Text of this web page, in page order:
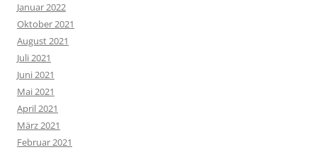
Januar 2022
Oktober 2021
August 2021
Juli 2021
Juni 2021
Mai 2021
April 2021
März 2021
Februar 2021